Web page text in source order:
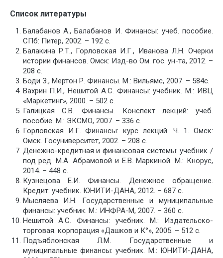
Список литературы
Балабанов А., Балабанов И. Финансы: учеб. пособие.
СПб: Питер, 2002. – 192 с.
Балакина Р.Т., Горловская И.Г., Иванова Л.Н. Очерки
истории финансов. Омск: Изд-во Ом. гос. ун-та, 2012. –
208 с.
Боди З., Мертон Р. Финансы. М.: Вильямс, 2007. – 584с.
Вахрин П.И., Нешитой А.С. Финансы: учебник. М.: ИВЦ
«Маркетинг», 2000. – 502 с.
Галицкая С.В. Финансы. Конспект лекций: учеб.
пособие. М.: ЭКСМО, 2007. – 336 с.
Горловская И.Г. Финансы: курс лекций. Ч. 1. Омск:
Омск. Госуниверситет, 2002. – 208 с.
Денежно-кредитная и финансовая системы: учебник /
под ред. М.А. Абрамовой и Е.В. Маркиной. М.: Кнорус,
2014. – 448 с.
Кузнецова Е.И. Финансы. Денежное обращение.
Кредит: учебник. ЮНИТИ-ДАНА, 2012. – 687 с.
Мысляева И.Н. Государственные и муниципальные
финансы: учебник. М.: ИНФРА-М, 2007. – 360 с.
Нешитой А.С. Финансы: учебник. М.: Издательско-
торговая. корпорация «Дашков и К°», 2005. – 512 с.
Подъяблонская Л.М. Государственные и
муниципальные финансы: учебник. М.: ЮНИТИ-ДАНА,